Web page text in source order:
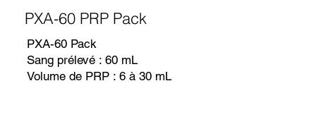
PXA-60 PRP Pack
PXA-60 Pack
Sang prélevé : 60 mL
Volume de PRP : 6 à 30 mL